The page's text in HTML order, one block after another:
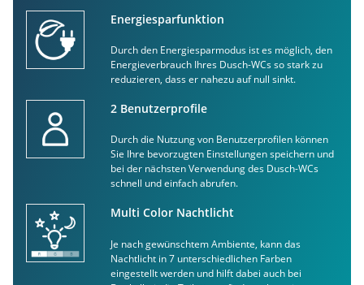
Energiesparfunktion
Durch den Energiesparmodus ist es möglich, den
Energieverbrauch Ihres Dusch-WCs so stark zu
reduzieren, dass er nahezu auf null sinkt.
2 Benutzerprofile
Durch die Nutzung von Benutzerprofilen können
Sie Ihre bevorzugten Einstellungen speichern und
bei der nächsten Verwendung des Dusch-WCs
schnell und einfach abrufen.
Multi Color Nachtlicht
Je nach gewünschtem Ambiente, kann das
Nachtlicht in 7 unterschiedlichen Farben
eingestellt werden und hilft dabei auch bei